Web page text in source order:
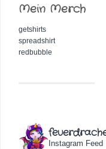
Mein Merch
getshirts
spreadshirt
redbubble
Instagram Feed